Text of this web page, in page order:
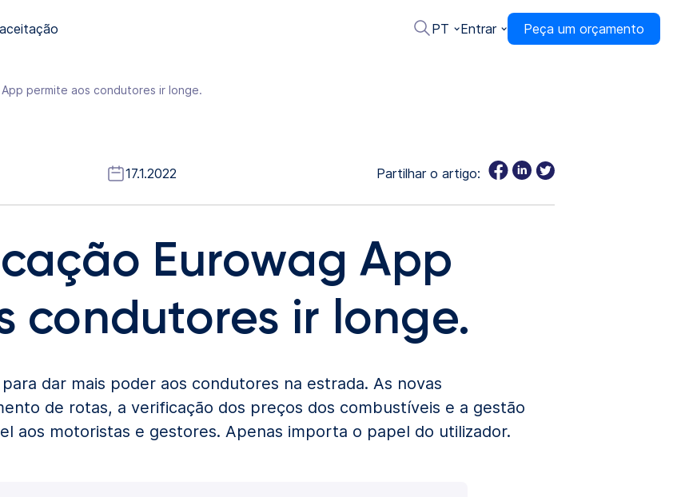
PT Entrar Peça um orçamento
permite aos condutores ir longe.
17.1.2022 Partilhar o artigo:
Eurowag App
condutores ir longe.
dar mais poder aos condutores na estrada. As novas
de rotas, a verificação dos preços dos combustíveis e a gestão
aos motoristas e gestores. Apenas importa o papel do utilizador.